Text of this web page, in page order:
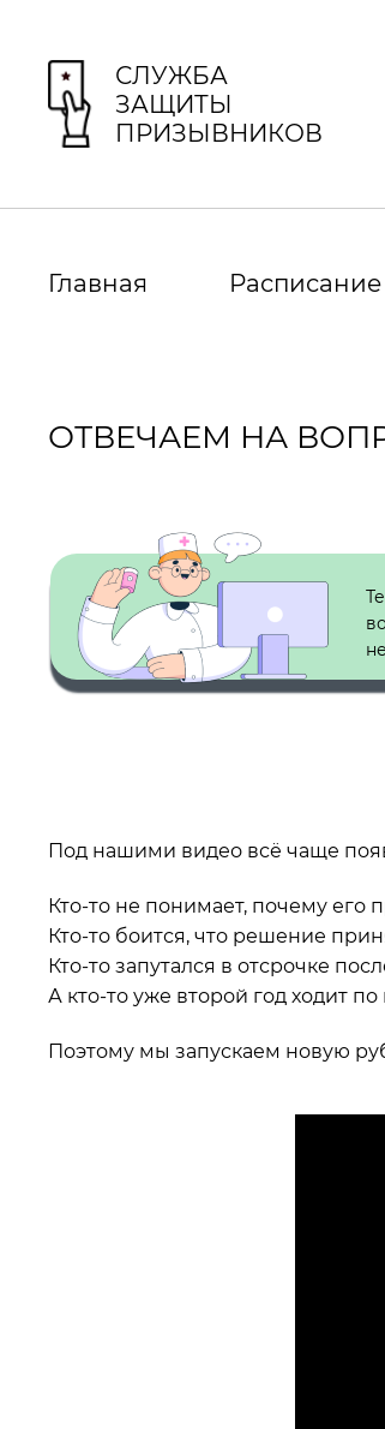
СЛУЖБА
ЗАЩИТЫ
ПРИЗЫВНИКОВ
Главная
ОТВЕЧАЕМ НА
Кнопка №1
Под нашими видео всё чаще
Кто-то не понимает, почему его
Кто-то боится, что решение
Кто-то запутался в отсрочке
А кто-то уже второй год ходит
Поэтому мы запускаем новую